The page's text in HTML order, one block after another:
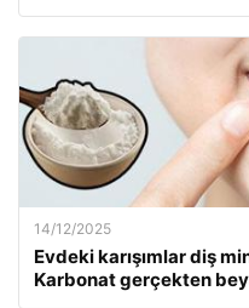
14/12/2025
Evdeki karışımlar diş
Karbonat gerçekten